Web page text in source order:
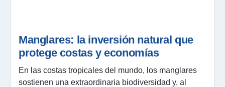
Manglares: la inversión natural que
protege costas y economías
En las costas tropicales del mundo, los manglares
sostienen una extraordinaria biodiversidad y, al